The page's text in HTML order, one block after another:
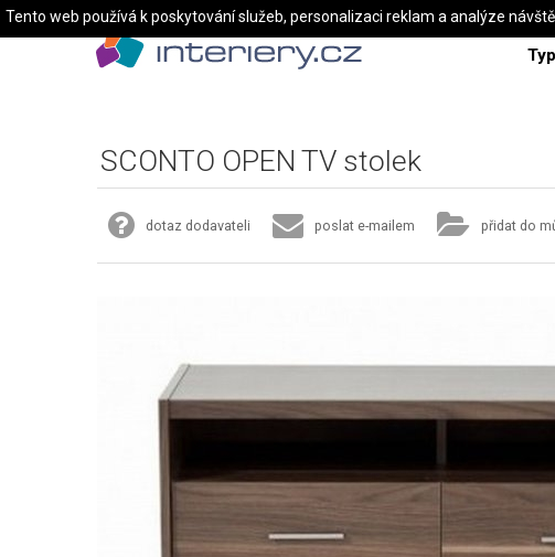
SCONTO OPEN TV stolek
dotaz dodavateli poslat e-mailem přidat do
Tento web používá k poskytování služeb, personalizaci reklam a analýze